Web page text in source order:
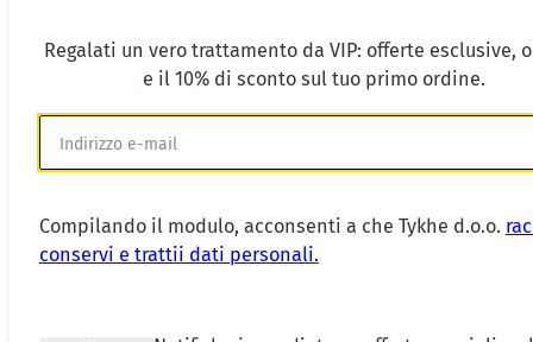
Regalati un vero trattamento da VIP: offerte esclusive,
e il 10% di sconto sul tuo primo ordine.
Compilando il modulo, acconsenti a che Tykhe d.o.o.
conservi e trattii dati personali.